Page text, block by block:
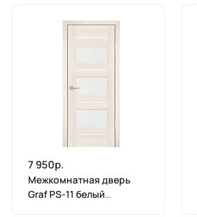
7 950р.
Межкомнатная дверь
Graf PS-11 белый